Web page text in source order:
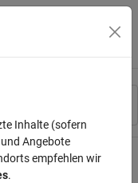
Inhalte (sofern
Angebote
empfehlen wir
.